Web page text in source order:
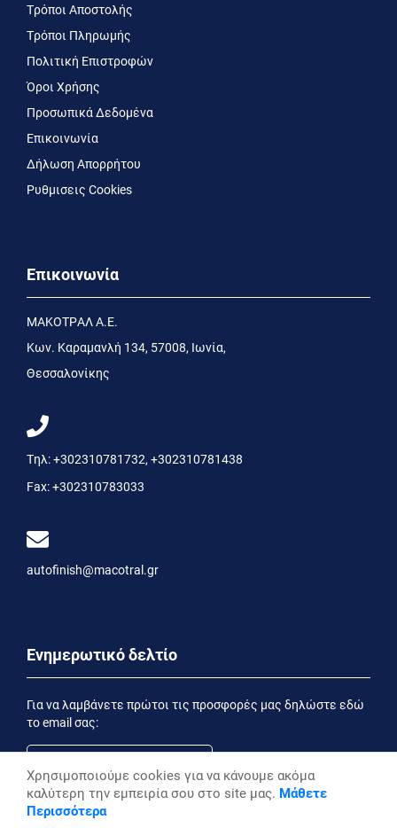
Τρόποι Αποστολής
Τρόποι Πληρωμής
Πολιτική Επιστροφών
Όροι Χρήσης
Προσωπικά Δεδομένα
Επικοινωνία
Δήλωση Απορρήτου
Ρυθμισεις Cookies
Επικοινωνία
MΑΚΟΤΡΑΛ Α.Ε.
Kων. Kαραμανλή 134, 57008, Ιωνία,
Θεσσαλονίκης
Τηλ:+302310781732, +302310781438
Fax:+302310783033
autofinish@macotral.gr
Ενημερωτικό δελτίο
Για να λαμβάνετε πρώτοι τις προσφορές μας δηλώστε εδώ
το email σας:
Εγγραφή
Έχοντας ενημερωθεί από την
Χρησιμοποιούμε cookies για να κάνουμε ακόμα
καλύτερη την εμπειρία σου στο site μας. Μάθετε
Περισσότερα